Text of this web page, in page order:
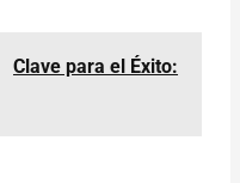
Clave para el Éxito: